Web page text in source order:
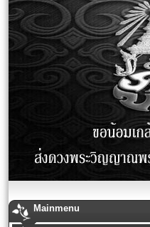
Mainmenu